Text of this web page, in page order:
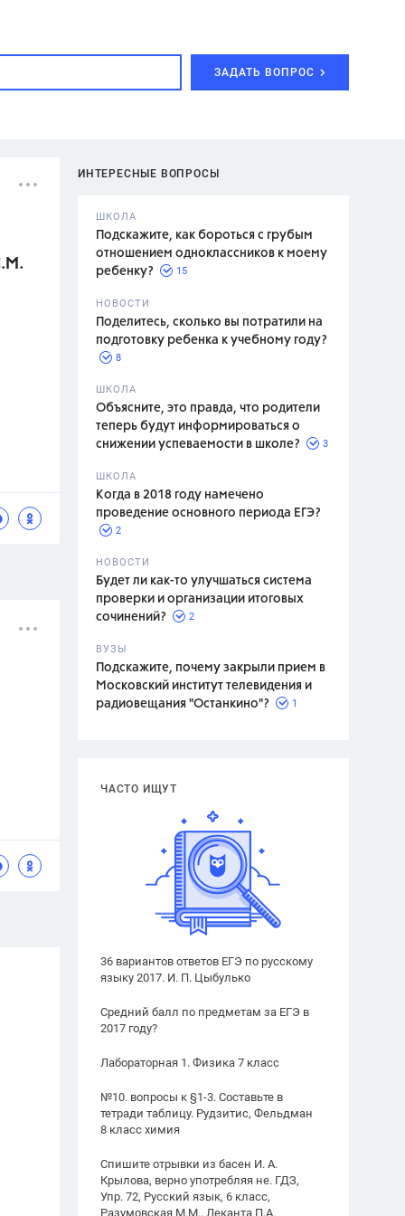
ЗАДАТЬ ВОПРОС
ИНТЕРЕСНЫЕ ВОПРОСЫ
ШКОЛА
Подскажите, как бороться с грубым
отношением одноклассников к моему
ребенку?
15
НОВОСТИ
Поделитесь, сколько вы потратили на
подготовку ребенка к учебному году?
8
ШКОЛА
Объясните, это правда, что родители
теперь будут информироваться о
снижении успеваемости в школе?
3
ШКОЛА
Когда в 2018 году намечено
проведение основного периода ЕГЭ?
2
НОВОСТИ
Будет ли как-то улучшаться система
проверки и организации итоговых
сочинений?
2
ВУЗЫ
Подскажите, почему закрыли прием в
Московский институт телевидения и
радиовещания "Останкино"?
1
ЧАСТО ИЩУТ
36 вариантов ответов ЕГЭ по русскому
языку 2017. И. П. Цыбулько
Средний балл по предметам за ЕГЭ в
2017 году?
Лабораторная 1. Физика 7 класс
№10. вопросы к §1-3. Составьте в
тетради таблицу. Рудзитис, Фельдман
8 класс химия
Спишите отрывки из басен И. А.
Крылова, верно употребляя не. ГДЗ,
Упр. 72, Русский язык, 6 класс,
Разумовская М.М., Леканта П.А.